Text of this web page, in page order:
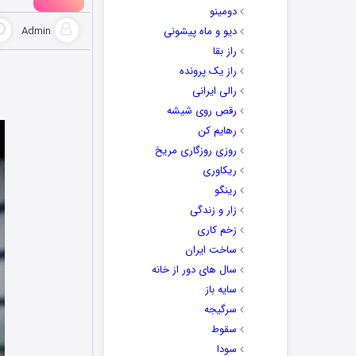
دومینو
دیو و ماه پیشونی
راز بقا
راز یک پرونده
رالی ایرانی
رقص روی شیشه
رهایم کن
روزی روزگاری مریخ
ریکاوری
رینگو
زار و زندگی
زخم کاری
ساخت ایران
سال های دور از خانه
سایه باز
سرگیجه
سقوط
سودا
Admin